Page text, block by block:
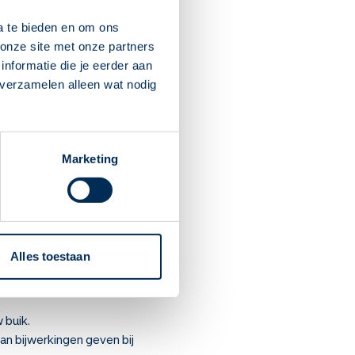
te bieden en om ons
site met onze partners
die je eerder aan
alleen wat nodig
Marketing
Alles toestaan
hoeveelheid af met een
Slik het daarna door.
van hoe u reageert op
een probleem vormen.
eerst met uw arts.
niet autorijden. Rijd
gebruikt. Rijd alleen
buik.
bijwerkingen geven bij